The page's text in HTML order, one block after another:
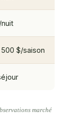
$/saison
marché